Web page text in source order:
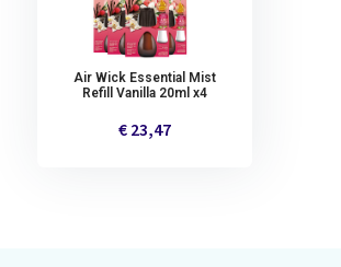
Air Wick Essential Mist
Refill Vanilla 20ml x4
€ 23,47